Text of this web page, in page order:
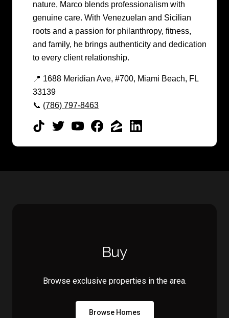
nature, Marco blends professionalism with
genuine care. With Venezuelan and Sicilian
roots and a passion for philanthropy, fitness,
and family, he brings authenticity and dedication
to every client relationship.
📍 1688 Meridian Ave, #700, Miami Beach, FL
33139
📞 (786) 797-8463
Buy
Browse exclusive properties in the area.
Browse Homes